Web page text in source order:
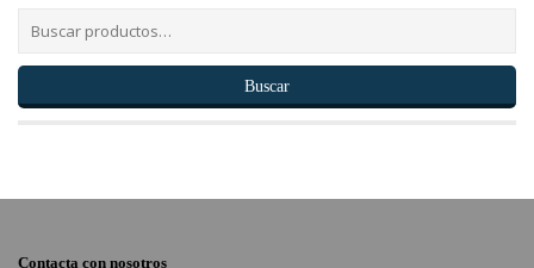
Buscar
Contacta con nosotros